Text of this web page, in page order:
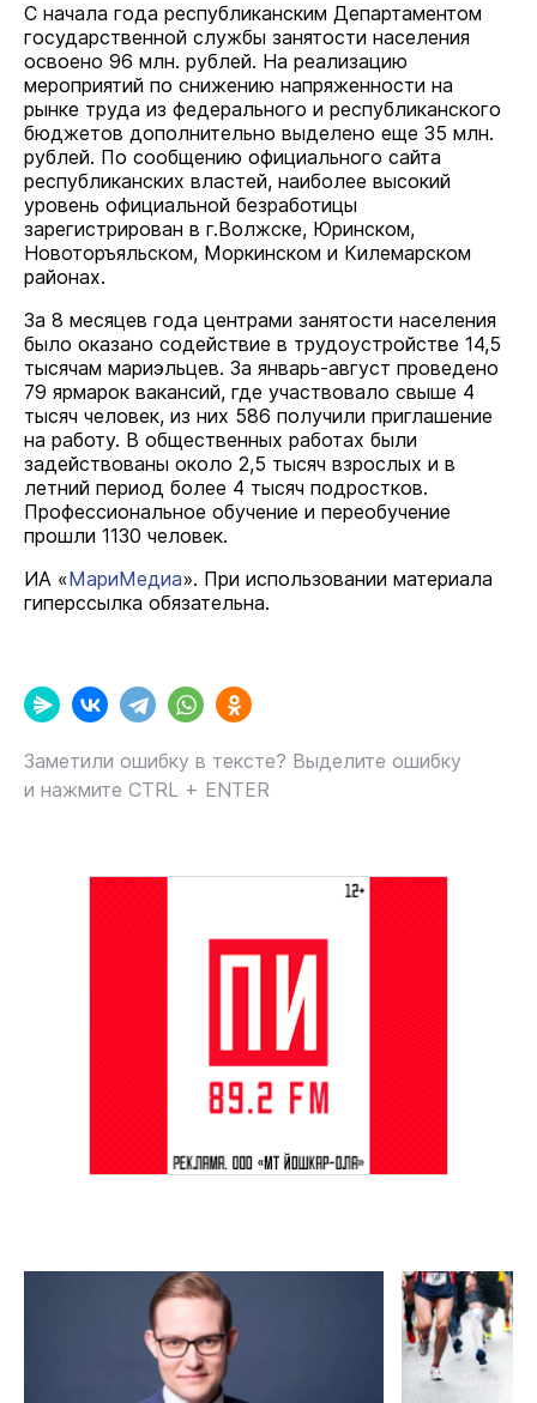
С начала года республиканским Департаментом
государственной службы занятости населения
освоено 96 млн. рублей. На реализацию
мероприятий по снижению напряженности на
рынке труда из федерального и республиканского
бюджетов дополнительно выделено еще 35 млн.
рублей. По сообщению официального сайта
республиканских властей, наиболее высокий
уровень официальной безработицы
зарегистрирован в г.Волжске, Юринском,
Новоторъяльском, Моркинском и Килемарском
районах.
За 8 месяцев года центрами занятости населения
было оказано содействие в трудоустройстве 14,5
тысячам мариэльцев. За январь-август проведено
79 ярмарок вакансий, где участвовало свыше 4
тысяч человек, из них 586 получили приглашение
на работу. В общественных работах были
задействованы около 2,5 тысяч взрослых и в
летний период более 4 тысяч подростков.
Профессиональное обучение и переобучение
прошли 1130 человек.
ИА «МариМедиа». При использовании материала
гиперссылка обязательна.
Заметили ошибку в тексте? Выделите ошибку
и нажмите CTRL + ENTER